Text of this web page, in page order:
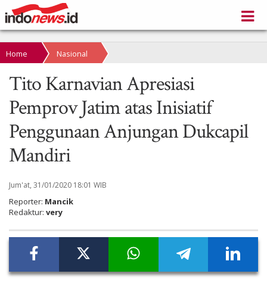
Home Nasional
Tito Karnavian Apresiasi
Pemprov Jatim atas Inisiatif
Penggunaan Anjungan Dukcapil
Mandiri
Jum'at, 31/01/2020 18:01 WIB
Reporter: Mancik
Redaktur: very